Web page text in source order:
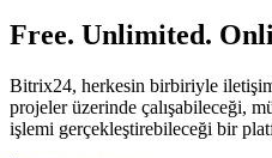
Free. Unlimited.
Bitrix24, herkesin birbiriyle
projeler üzerinde çalışabileceği,
işlemi gerçekleştirebileceği bir